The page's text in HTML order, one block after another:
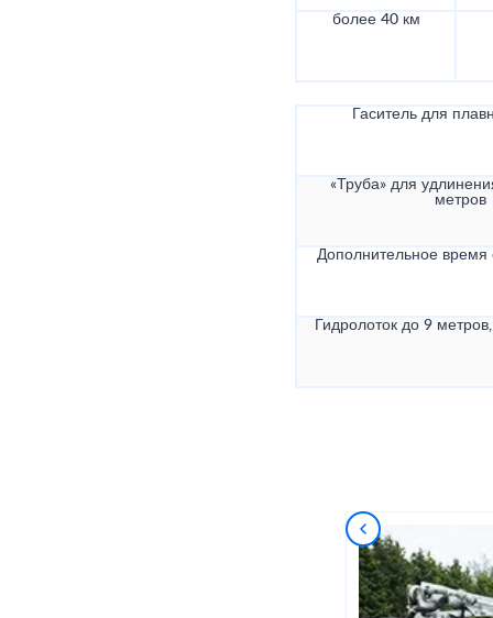
более 40 км
Гаситель для
«Труба» для
метров
Дополнительное
Гидролоток до 9